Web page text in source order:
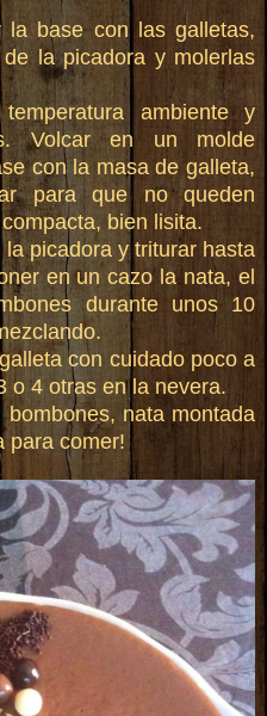
la base con las galletas,
la picadora y molerlas
ambiente y
Volcar en un molde
con la masa de galleta,
para que no queden
bien lisita.
picadora y triturar hasta
en un cazo la nata, el
durante unos 10
con cuidado poco a
o 4 otras en la nevera.
bombones, nata montada
para comer!